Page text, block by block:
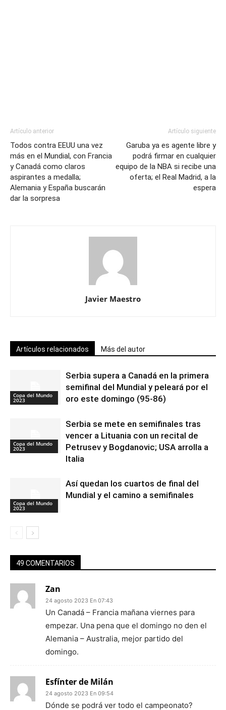
Artículo anterior
Todos contra EEUU una vez
más en el Mundial, con Francia
y Canadá como claros
aspirantes a medalla;
Alemania y España buscarán
dar la sorpresa
Artículo siguiente
Garuba ya es agente libre y
podrá firmar en cualquier
equipo de la NBA si recibe una
oferta; el Real Madrid, a la
espera
Javier Maestro
Artículos relacionados Más del autor
Copa del Mundo
2023
Serbia supera a Canadá en la primera
semifinal del Mundial y peleará por el
oro este domingo (95-86)
Copa del Mundo
2023
Serbia se mete en semifinales tras
vencer a Lituania con un recital de
Petrusev y Bogdanovic; USA arrolla a
Italia
Copa del Mundo
2023
Así quedan los cuartos de final del
Mundial y el camino a semifinales
49 COMENTARIOS
Zan
24 agosto 2023 En 07:43
Un Canadá – Francia mañana viernes para
empezar. Una pena que el domingo no den el
Alemania – Australia, mejor partido del
domingo.
Esfínter de Milán
24 agosto 2023 En 09:54
Dónde se podrá ver todo el campeonato?